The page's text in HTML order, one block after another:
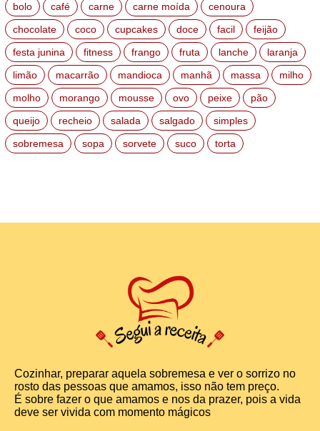
bolo
café carne carne moída
cenoura
chocolate
coco cupcakes doce facil
feijão
festa junina
fitness frango fruta lanche
laranja
limão
macarrão mandioca manhã massa
milho
molho
morango mousse ovo peixe
pão
queijo
recheio salada salgado
simples
sobremesa
sopa sorvete suco torta
Cozinhar, preparar aquela sobremesa e ver o sorrizo no
rosto das pessoas que amamos, isso não tem preço.
É sobre fazer o que amamos e nos da prazer, pois a vida
deve ser vivida com momento mágicos